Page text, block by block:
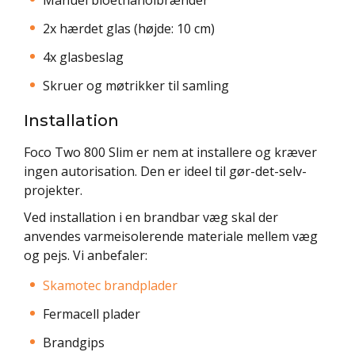
2x hærdet glas (højde: 10 cm)
4x glasbeslag
Skruer og møtrikker til samling
Installation
Foco Two 800 Slim er nem at installere og kræver
ingen autorisation. Den er ideel til gør-det-selv-
projekter.
Ved installation i en brandbar væg skal der
anvendes varmeisolerende materiale mellem væg
og pejs. Vi anbefaler:
Skamotec brandplader
Fermacell plader
Brandgips